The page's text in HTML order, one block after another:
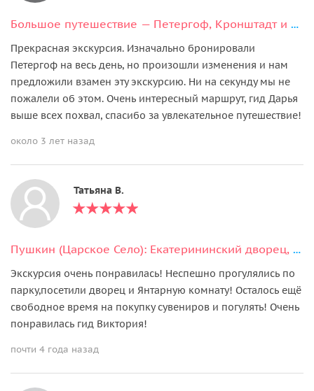
Большое путешествие — Петергоф, Кронштадт и форт Константин
Прекрасная экскурсия. Изначально бронировали
Петергоф на весь день, но произошли изменения и нам
предложили взамен эту экскурсию. Ни на секунду мы не
пожалели об этом. Очень интересный маршрут, гид Дарья
выше всех похвал, спасибо за увлекательное путешествие!
около 3 лет назад
Татьяна В.
Пушкин (Царское Село): Екатерининский дворец, парк и Янтарная комната
Экскурсия очень понравилась! Неспешно прогулялись по
парку,посетили дворец и Янтарную комнату! Осталось ещё
свободное время на покупку сувениров и погулять! Очень
понравилась гид Виктория!
почти 4 года назад